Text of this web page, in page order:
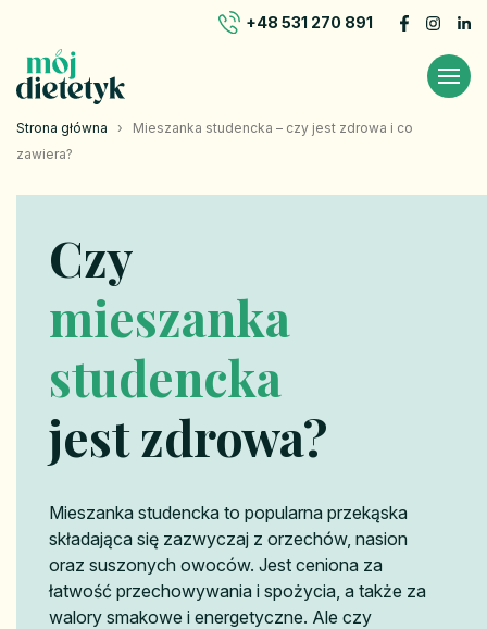
+48 531 270 891
Strona główna › Mieszanka studencka – czy jest zdrowa i co
zawiera?
Czy
mieszanka
studencka
jest zdrowa?
Mieszanka studencka to popularna przekąska
składająca się zazwyczaj z orzechów, nasion
oraz suszonych owoców. Jest ceniona za
łatwość przechowywania i spożycia, a także za
walory smakowe i energetyczne. Ale czy